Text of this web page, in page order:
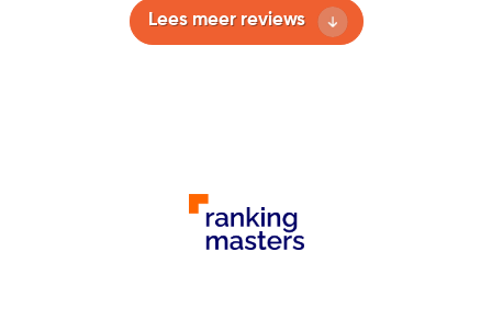
begin merkten we dat de communicatie,
dit bureau anders maakt, is de manier
waarop ze met je meedenken en je begeleiden
Lees meer reviews